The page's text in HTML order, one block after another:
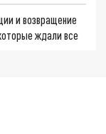
и возвращение
ждали все